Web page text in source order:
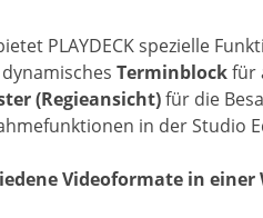
PLAYDECK spezielle
Terminblockfür
(Regieansicht)für die
in der Studio
Videoformate in einer